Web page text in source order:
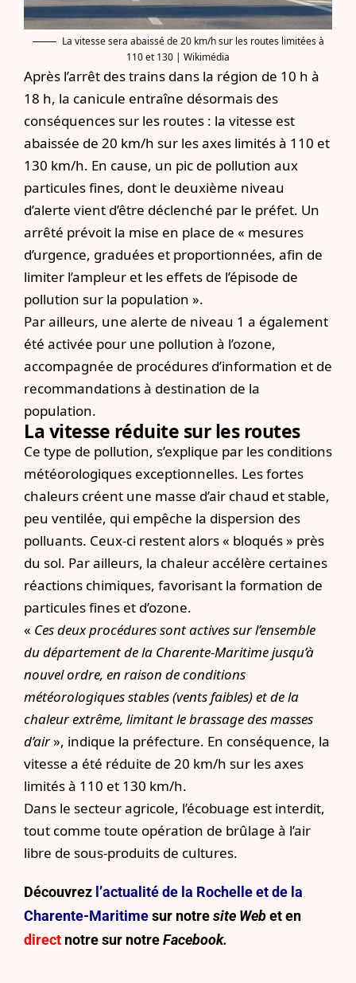
La vitesse sera abaissé de 20 km/h sur les routes limitées à
110 et 130 | Wikimédia
Après l’arrêt des trains dans la région de 10 h à
18 h, la canicule entraîne désormais des
conséquences sur les routes : la vitesse est
abaissée de 20 km/h sur les axes limités à 110 et
130 km/h. En cause, un pic de pollution aux
particules fines, dont le deuxième niveau
d’alerte vient d’être déclenché par le préfet. Un
arrêté prévoit la mise en place de « mesures
d’urgence, graduées et proportionnées, afin de
limiter l’ampleur et les effets de l’épisode de
pollution sur la population ».
Par ailleurs, une alerte de niveau 1 a également
été activée pour une pollution à l’ozone,
accompagnée de procédures d’information et de
recommandations à destination de la
population.
La vitesse réduite sur les routes
Ce type de pollution, s’explique par les conditions
météorologiques exceptionnelles. Les fortes
chaleurs créent une masse d’air chaud et stable,
peu ventilée, qui empêche la dispersion des
polluants. Ceux-ci restent alors « bloqués » près
du sol. Par ailleurs, la chaleur accélère certaines
réactions chimiques, favorisant la formation de
particules fines et d’ozone.
« Ces deux procédures sont actives sur l’ensemble
du département de la Charente-Maritime jusqu’à
nouvel ordre, en raison de conditions
météorologiques stables (vents faibles) et de la
chaleur extrême, limitant le brassage des masses
d’air», indique la préfecture. En conséquence, la
vitesse a été réduite de 20 km/h sur les axes
limités à 110 et 130 km/h.
Dans le secteur agricole, l’écobuage est interdit,
tout comme toute opération de brûlage à l’air
libre de sous-produits de cultures.
Découvrez l’actualité de la Rochelle et de la
Charente-Maritimesur notresite Webet en
direct notre sur notreFacebook.